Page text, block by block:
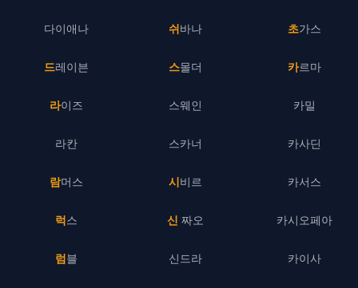
다이애나
드레이븐
라이즈
라칸
람머스
럭스
럼블
쉬바나
스몰더
스웨인
스카너
시비르
신 짜오
신드라
초가스
카르마
카밀
카사딘
카서스
카시오페아
카이사